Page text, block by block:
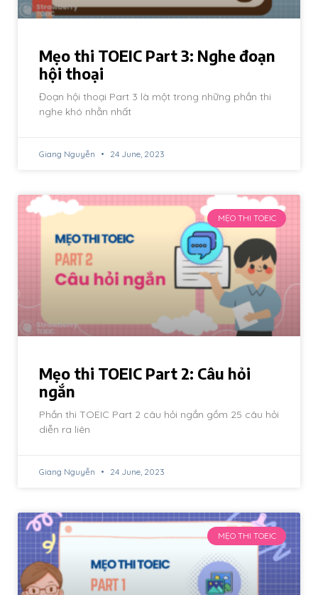
Mẹo thi TOEIC Part 3: Nghe đoạn
hội thoại
Đoạn hội thoại Part 3 là một trong những phần thi
nghe khó nhằn nhất
Giang Nguyễn 24 June, 2023
MẸO THI TOEIC
Mẹo thi TOEIC Part 2: Câu hỏi
ngắn
Phần thi TOEIC Part 2 câu hỏi ngắn gồm 25 câu hỏi
diễn ra liên
Giang Nguyễn 24 June, 2023
MẸO THI TOEIC